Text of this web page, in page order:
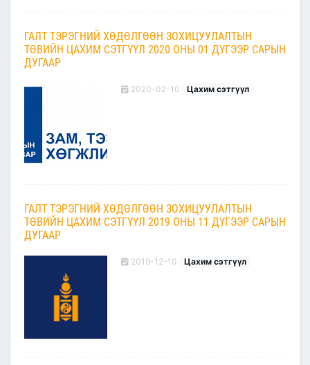
ГАЛТ ТЭРЭГНИЙ ХӨДӨЛГӨӨН ЗОХИЦУУЛАЛТЫН
ТӨВИЙН ЦАХИМ СЭТГҮҮЛ 2020 ОНЫ 01 ДҮГЭЭР САРЫН
ДУГААР
2020-02-10 Цахим сэтгүүл
ГАЛТ ТЭРЭГНИЙ ХӨДӨЛГӨӨН ЗОХИЦУУЛАЛТЫН
ТӨВИЙН ЦАХИМ СЭТГҮҮЛ 2019 ОНЫ 11 ДҮГЭЭР САРЫН
ДУГААР
2019-12-10 Цахим сэтгүүл